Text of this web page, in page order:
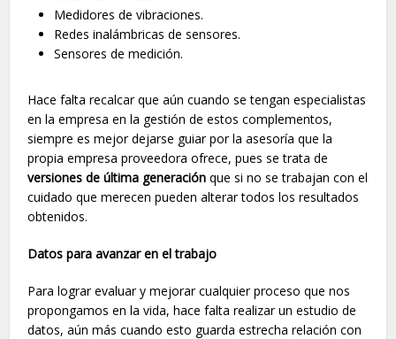
Medidores de vibraciones.
Redes inalámbricas de sensores.
Sensores de medición.
Hace falta recalcar que aún cuando se tengan especialistas
en la empresa en la gestión de estos complementos,
siempre es mejor dejarse guiar por la asesoría que la
propia empresa proveedora ofrece, pues se trata de
versiones de última generaciónque si no se trabajan con el
cuidado que merecen pueden alterar todos los resultados
obtenidos.
Datos para avanzar en el trabajo
Para lograr evaluar y mejorar cualquier proceso que nos
propongamos en la vida, hace falta realizar un estudio de
datos, aún más cuando esto guarda estrecha relación con